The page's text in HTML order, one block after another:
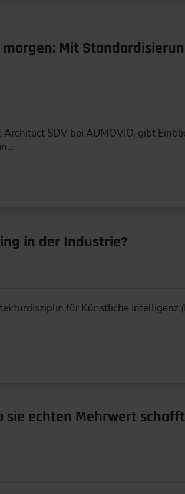
Mit
SDV bei AUMOVIO, gibt
in der Industrie?
für Künstliche
sie echten Mehrwert